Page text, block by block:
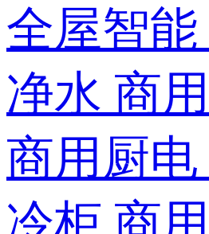
全屋智能
净水 商
商用厨电
冷柜 商